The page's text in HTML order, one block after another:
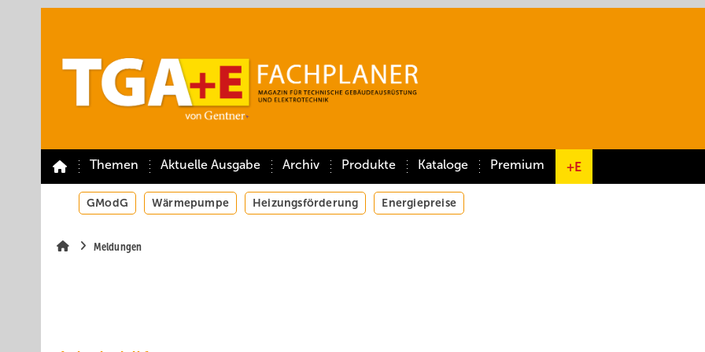
Themen Aktuelle Ausgabe Archiv Produkte Kataloge Premium +E
GModG Wärmepumpe Heizungsförderung Energiepreise
Meldungen